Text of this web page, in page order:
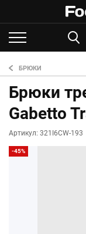
БРЮКИ
Брюки
Gabetto
Артикул: 321I6CW-193
-45%